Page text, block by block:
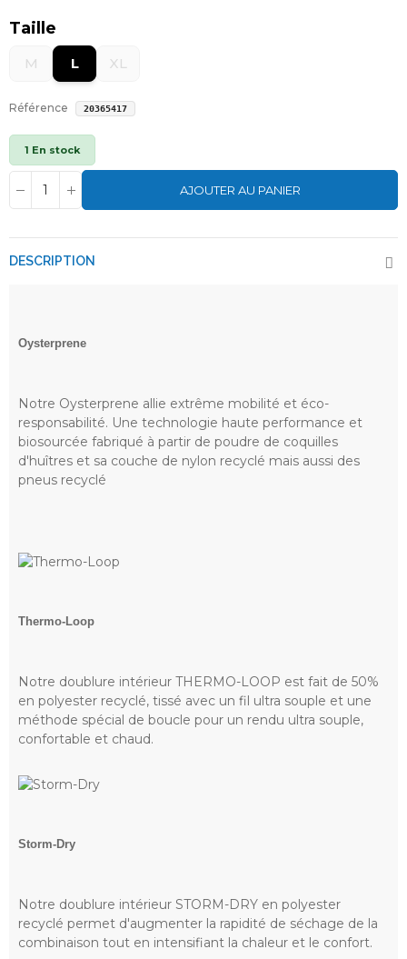
Taille
M L XL
Référence 20365417
1 En stock
AJOUTER AU PANIER
DESCRIPTION
Oysterprene
Notre Oysterprene allie extrême mobilité et éco-
responsabilité. Une technologie haute performance et
biosourcée fabriqué à partir de poudre de coquilles
d'huîtres et sa couche de nylon recyclé mais aussi des
pneus recyclé
Thermo-Loop
Notre doublure intérieur THERMO-LOOP est fait de 50%
en polyester recyclé, tissé avec un fil ultra souple et une
méthode spécial de boucle pour un rendu ultra souple,
confortable et chaud.
Storm-Dry
Notre doublure intérieur STORM-DRY en polyester
recyclé permet d'augmenter la rapidité de séchage de la
combinaison tout en intensifiant la chaleur et le confort.